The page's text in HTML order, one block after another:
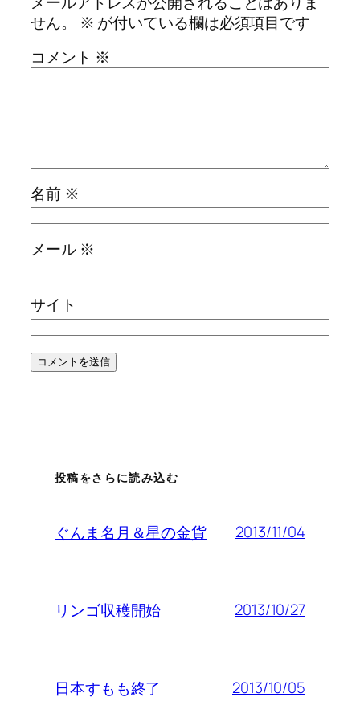
せん。
※ が付いている欄は必須項目です
コメント ※
名前 ※
メール ※
サイト
投稿をさらに読み込む
ぐんま名月＆星の金貨 2013/11/04
リンゴ収穫開始 2013/10/27
日本すもも終了 2013/10/05